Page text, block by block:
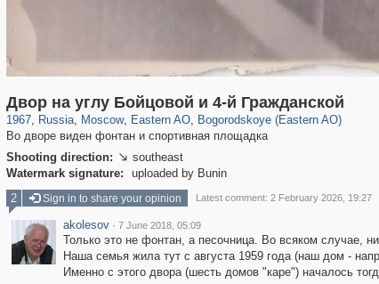
Двор на углу Бойцовой и 4-й Гражданской
1967, Russia
1,406,255 29,243
, Moscow
319,780 8,286
, Eastern AO
20,925 306
, Bogorodskoye (Eastern AO)
1,033 10
Во дворе виден фонтан и спортивная площадка
Shooting direction:  southeast
Watermark signature:
uploaded by Bunin
2 Sign in to share your opinion Latest comment: 2 February 2026, 19:27
akolesov · 7 June 2018, 05:09
Только это не фонтан, а песочница. Во всяком случае,
Наша семья жила тут с августа 1959 года (наш дом -
Именно с этого двора (шесть домов "каре") началось